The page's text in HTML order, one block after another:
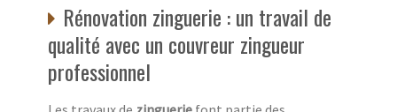
Rénovation zinguerie : un travail de
qualité avec un couvreur zingueur
professionnel